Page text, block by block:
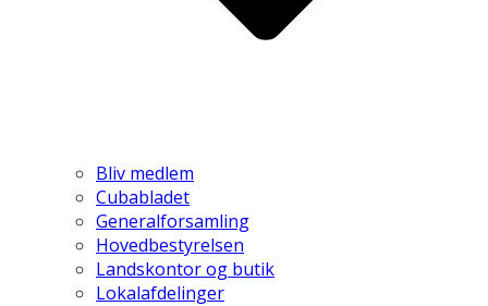
Bliv medlem
Cubabladet
Generalforsamling
Hovedbestyrelsen
Landskontor og butik
Lokalafdelinger